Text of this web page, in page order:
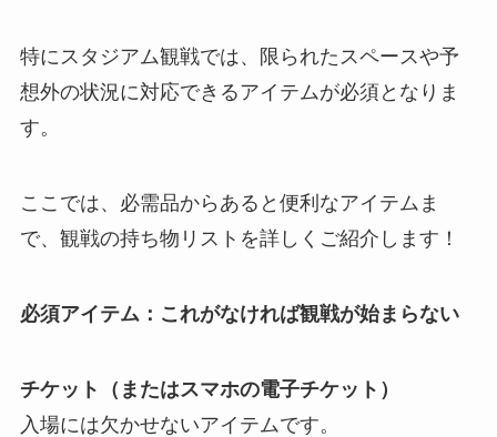
特にスタジアム観戦では、限られたスペースや予
想外の状況に対応できるアイテムが必須となりま
す。
ここでは、必需品からあると便利なアイテムま
で、観戦の持ち物リストを詳しくご紹介します！
必須アイテム：これがなければ観戦が始まらない
チケット（またはスマホの電子チケット）
入場には欠かせないアイテムです。